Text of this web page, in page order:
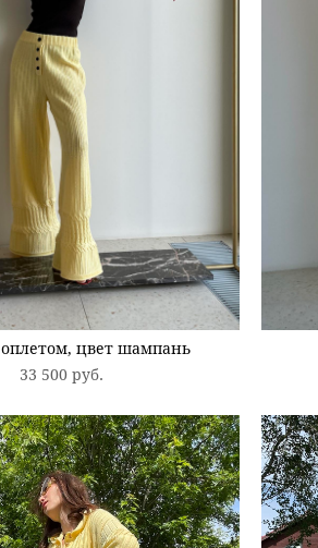
цвет шампань
33 500 pуб.